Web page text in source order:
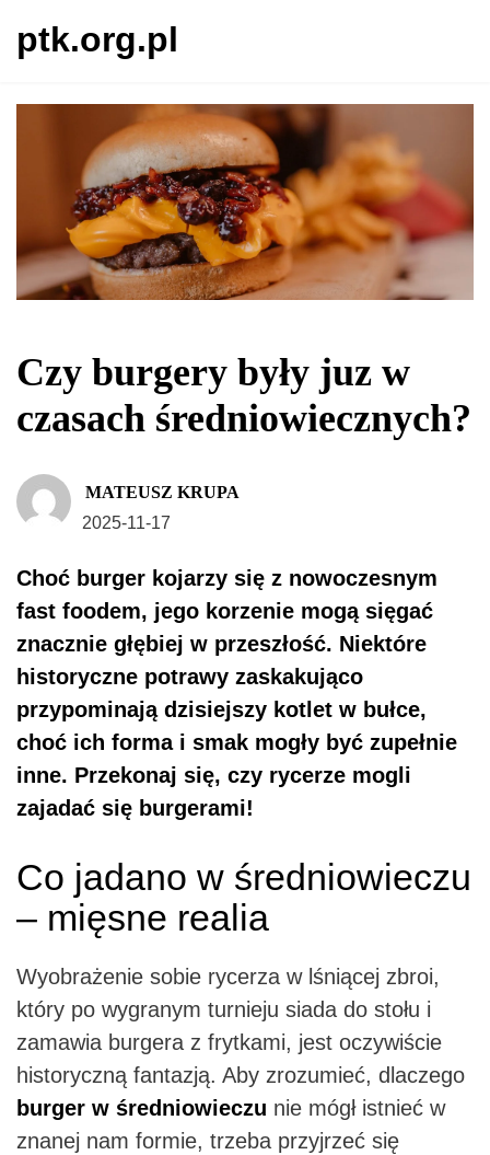
ptk.org.pl
Czy burgery były juz w
czasach średniowiecznych?
MATEUSZ KRUPA
2025-11-17
Choć burger kojarzy się z nowoczesnym
fast foodem, jego korzenie mogą sięgać
znacznie głębiej w przeszłość. Niektóre
historyczne potrawy zaskakująco
przypominają dzisiejszy kotlet w bułce,
choć ich forma i smak mogły być zupełnie
inne. Przekonaj się, czy rycerze mogli
zajadać się burgerami!
Co jadano w średniowieczu
– mięsne realia
Wyobrażenie sobie rycerza w lśniącej zbroi,
który po wygranym turnieju siada do stołu i
zamawia burgera z frytkami, jest oczywiście
historyczną fantazją. Aby zrozumieć, dlaczego
burger w średniowieczu nie mógł istnieć w
znanej nam formie, trzeba przyjrzeć się